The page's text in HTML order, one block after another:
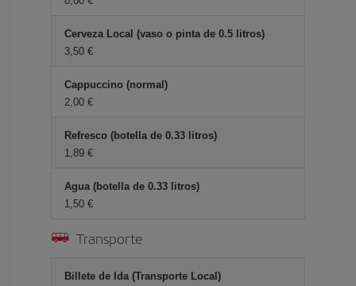
Cerveza Local (vaso o pinta de 0.5 litros)
3,50 €
Cappuccino (normal)
2,00 €
Refresco (botella de 0.33 litros)
1,89 €
Agua (botella de 0.33 litros)
1,50 €
Transporte
Billete de Ida (Transporte Local)